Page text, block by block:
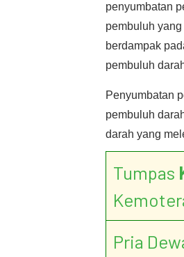
penyumbatan
pembuluh
berdampak
pembuluh
Penyumbatan
pembuluh
darah yang
Tumpas
Pria